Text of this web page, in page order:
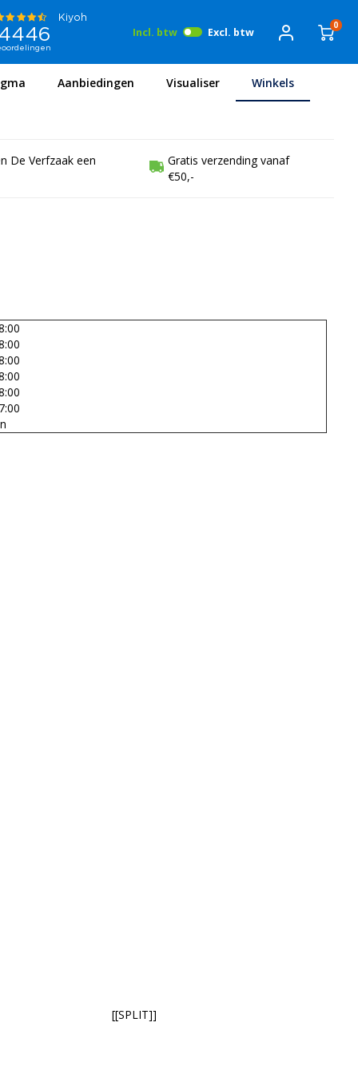
Incl. btw Excl. btw
0
Aanbiedingen Winkels
Visualiser
De Verfzaak een
Gratis verzending vanaf
€50,-
[[SPLIT]]